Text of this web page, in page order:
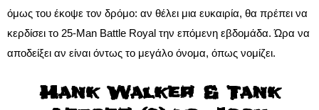
όμως του έκοψε τον δρόμο: αν θέλει μια ευκαιρία, θα πρέπει να
κερδίσει το 25-Man Battle Royal την επόμενη εβδομάδα. Ώρα να
αποδείξει αν είναι όντως το μεγάλο όνομα, όπως νομίζει.
Hank Walker & Tank